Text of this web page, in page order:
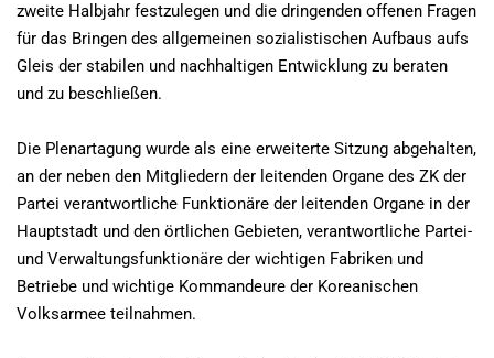
zweite Halbjahr festzulegen und die dringenden offenen Fragen
für das Bringen des allgemeinen sozialistischen Aufbaus aufs
Gleis der stabilen und nachhaltigen Entwicklung zu beraten
und zu beschließen.
Die Plenartagung wurde als eine erweiterte Sitzung abgehalten,
an der neben den Mitgliedern der leitenden Organe des ZK der
Partei verantwortliche Funktionäre der leitenden Organe in der
Hauptstadt und den örtlichen Gebieten, verantwortliche Partei-
und Verwaltungsfunktionäre der wichtigen Fabriken und
Betriebe und wichtige Kommandeure der Koreanischen
Volksarmee teilnahmen.